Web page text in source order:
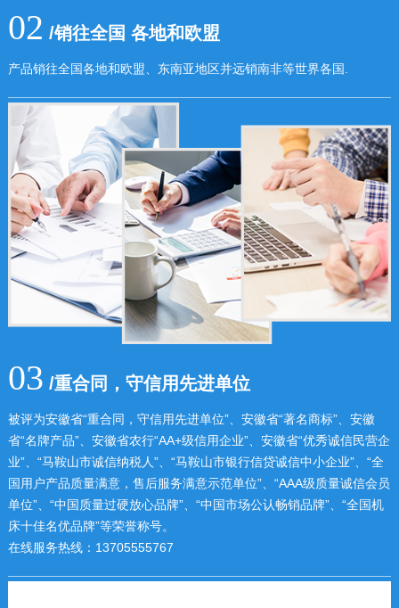
02 /销往全国 各地和欧盟
产品销往全国各地和欧盟、东南亚地区并远销南非等世界各国.
03 /重合同，守信用先进单位
被评为安徽省“重合同，守信用先进单位”、安徽省“著名商标”、安徽
省“名牌产品”、安徽省农行“AA+级信用企业”、安徽省“优秀诚信民营企
业”、“马鞍山市诚信纳税人”、“马鞍山市银行信贷诚信中小企业”、“全
国用户产品质量满意，售后服务满意示范单位”、“AAA级质量诚信会员
单位”、“中国质量过硬放心品牌”、“中国市场公认畅销品牌”、“全国机
床十佳名优品牌”等荣誉称号。
在线服务热线：13705555767